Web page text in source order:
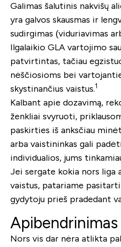
Galimas šalutinis nakvišų
yra galvos skausmas ir
sudirgimas (viduriavimas
Ilgalaikio GLA vartojimo
patvirtintas, tačiau
nėščiosioms bei
skystinančius vaistus.1
Kalbant apie dozavimą,
ženkliai svyruoti,
paskirties iš anksčiau
arba vaistininkas gali
individualios, jums
Jei sergate kokia nors liga
vaistus, patariame pasitarti
gydytoju prieš pradedant
Apibendrinimas
Nors vis dar nėra atlikta